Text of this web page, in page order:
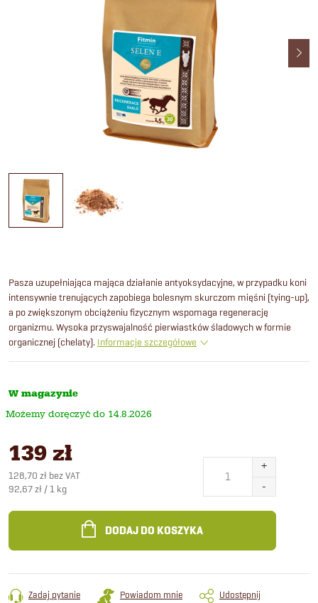
Pasza uzupełniająca mająca działanie antyoksydacyjne, w przypadku koni
intensywnie trenujących zapobiega bolesnym skurczom mięśni (tying-up),
a po zwiększonym obciążeniu fizycznym wspomaga regenerację
organizmu. Wysoka przyswajalność pierwiastków śladowych w formie
organicznej (chelaty). Informacje szczegółowe
W magazynie
14.8.2026
139 zł
128,70 zł bez VAT
Cena
92,67 zł / 1 kg
DODAJ DO KOSZYKA
Zadaj pytanie Powiadom mnie Udostępnij